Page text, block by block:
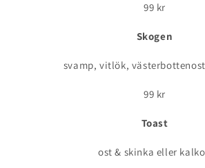
99 kr
Skogen
svamp, vitlök,
99 kr
Toast
ost & skinka eller